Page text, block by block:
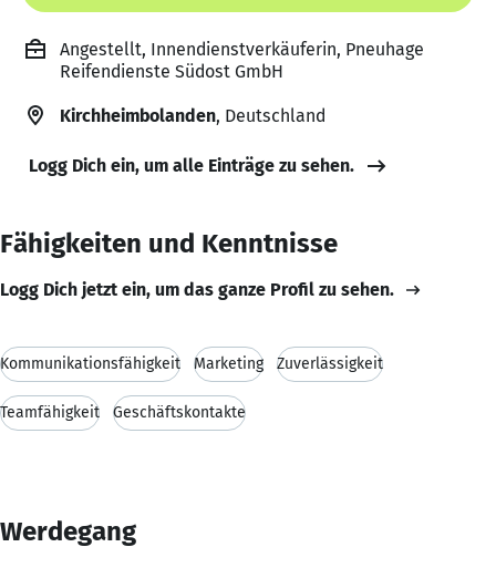
Angestellt, Innendienstverkäuferin, Pneuhage
Reifendienste Südost GmbH
Kirchheimbolanden, Deutschland
Logg Dich ein, um alle Einträge zu sehen.
Fähigkeiten und Kenntnisse
Logg Dich jetzt ein, um das ganze Profil zu sehen.
Kommunikationsfähigkeit Marketing Zuverlässigkeit
Teamfähigkeit Geschäftskontakte
Werdegang